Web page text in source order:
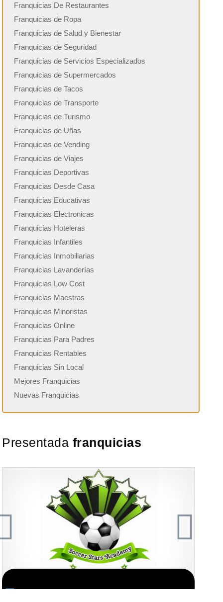
Franquicias De Restaurantes
Franquicias de Ropa
Franquicias de Salud y Bienestar
Franquicias de Seguridad
Franquicias de Servicios Especializados
Franquicias de Supermercados
Franquicias de Tacos
Franquicias de Transporte
Franquicias de Turismo
Franquicias de Uñas
Franquicias de Vending
Franquicias de Viajes
Franquicias Deportivas
Franquicias Desde Casa
Franquicias Educativas
Franquicias Electronicas
Franquicias Hoteleras
Franquicias Infantiles
Franquicias Inmobiliarias
Franquicias Lavanderías
Franquicias Low Cost
Franquicias Maestras
Franquicias Minoristas
Franquicias Online
Franquicias Para Padres
Franquicias Rentables
Franquicias Sin Local
Mejores Franquicias
Nuevas Franquicias
Presentada franquicias